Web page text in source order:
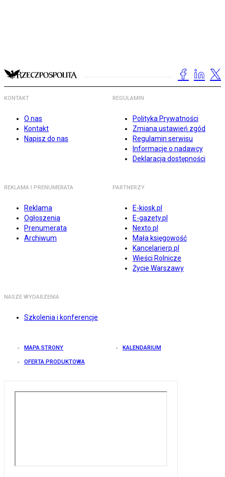
KONTAKT
O nas
Kontakt
Napisz do nas
REGULAMIN
Polityka Prywatności
Zmiana ustawień zgód
Regulamin serwisu
Informacje o nadawcy
Deklaracja dostępności
REKLAMA I PRENUMERATA
Reklama
Ogłoszenia
Prenumerata
Archiwum
PARTNERZY
E-kiosk.pl
E-gazety.pl
Nexto.pl
Mała księgowość
Kancelarierp.pl
Wieści Rolnicze
Życie Warszawy
NASZE WYDARZENIA
Szkolenia i konferencje
MAPA STRONY KALENDARIUM
OFERTA PRODUKTOWA